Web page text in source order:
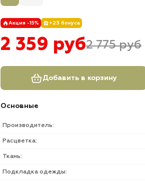
Акция -15% +23 бонуса
2 359 руб2 775 руб
Добавить в корзину
Основные
Производитель:
Расцветка:
Ткань:
Подкладка одежды: